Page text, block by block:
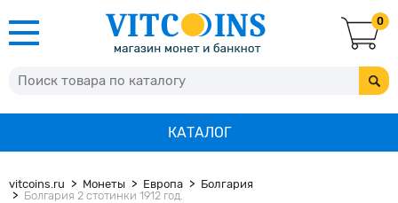
0
КАТАЛОГ
vitcoins.ru Монеты Европа
Болгария
Болгария 2 стотинки 1912 год.